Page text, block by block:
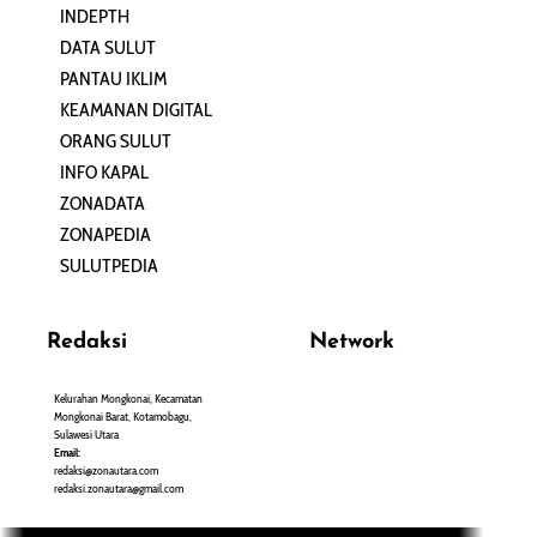
INDEPTH
DATA SULUT
PANTAU IKLIM
KEAMANAN DIGITAL
ORANG SULUT
INFO KAPAL
ZONADATA
ZONAPEDIA
SULUTPEDIA
Redaksi
Kelurahan Mongkonai, Kecamatan
Mongkonai Barat, Kotamobagu,
Sulawesi Utara
Email:
redaksi@zonautara.com
redaksi.zonautara@gmail.com
Network